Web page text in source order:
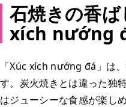
石焼きの香
xích nướng
「Xúc xích nướng đá」は
す。炭火焼きとは違った独
はジューシーな食感が楽し